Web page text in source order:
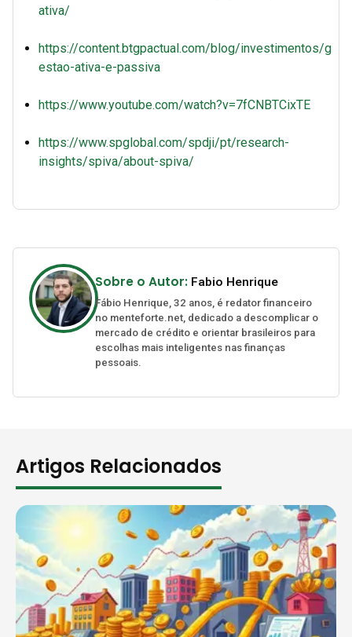
ativa/
https://content.btgpactual.com/blog/investimentos/g
estao-ativa-e-passiva
https://www.youtube.com/watch?v=7fCNBTCixTE
https://www.spglobal.com/spdji/pt/research-
insights/spiva/about-spiva/
Sobre o Autor: Fabio Henrique
Fábio Henrique, 32 anos, é redator financeiro
no menteforte.net, dedicado a descomplicar o
mercado de crédito e orientar brasileiros para
escolhas mais inteligentes nas finanças
pessoais.
Artigos Relacionados